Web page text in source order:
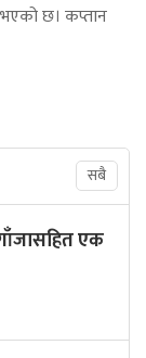
छ। कप्तान
सबै
एक